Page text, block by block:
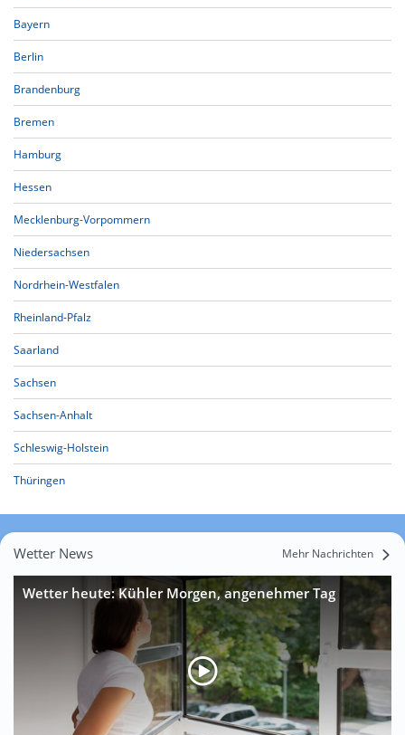
Bayern
Berlin
Brandenburg
Bremen
Hamburg
Hessen
Mecklenburg-Vorpommern
Niedersachsen
Nordrhein-Westfalen
Rheinland-Pfalz
Saarland
Sachsen
Sachsen-Anhalt
Schleswig-Holstein
Thüringen
Wetter News Mehr Nachrichten
Wetter heute: Kühler Morgen, angenehmer Tag